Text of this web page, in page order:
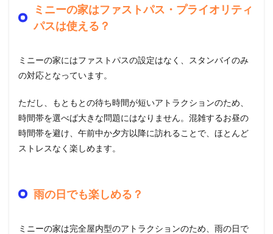
ミニーの家はファストパス・プライオリティ
パスは使える？
ミニーの家にはファストパスの設定はなく、スタンバイのみ
の対応となっています。
ただし、もともとの待ち時間が短いアトラクションのため、
時間帯を選べば大きな問題にはなりません。混雑するお昼の
時間帯を避け、午前中か夕方以降に訪れることで、ほとんど
ストレスなく楽しめます。
雨の日でも楽しめる？
ミニーの家は完全屋内型のアトラクションのため、雨の日で